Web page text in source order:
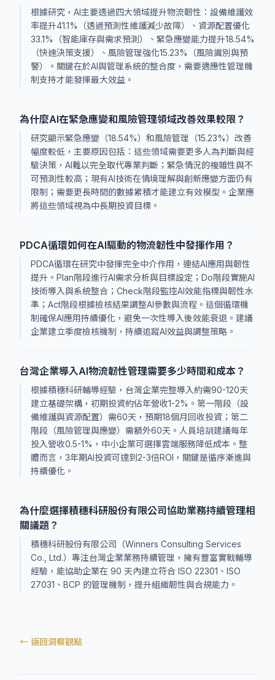
根據研究，AI主要透過四大領域提升物流韌性：設備維護效
率提升41.1%（透過預測性維護減少故障）、資源配置優化
33.1%（智能庫存與需求預測）、緊急應變能力提升18.54%
（快速決策支援）、風險管理強化15.23%（風險識別與預
警）。關鍵在於AI與管理系統的整合度，需要適應性管理機
制支持才能發揮最大效益。
為什麼AI在緊急應變和風險管理領域改善效果較限？
研究顯示緊急應變（18.54%）和風險管理（15.23%）改善
幅度較低，主要原因包括：這些領域需要更多人為判斷與經
驗決策，AI難以完全取代專業判斷；緊急情況的複雜性與不
可預測性較高；現有AI技術在情境理解與創新應變方面仍有
限制；需要更長時間的數據累積才能建立有效模型。企業應
將這些領域視為中長期投資目標。
PDCA循環如何在AI驅動的物流韌性中發揮作用？
PDCA循環在研究中發揮完全中介作用，連結AI應用與韌性
提升。Plan階段進行AI需求分析與目標設定；Do階段實施AI
技術導入與系統整合；Check階段監控AI效能指標與韌性水
準；Act階段根據檢核結果調整AI參數與流程。這個循環機
制確保AI應用持續優化，避免一次性導入後效能衰退。建議
企業建立季度檢核機制，持續追蹤AI效益與調整策略。
台灣企業導入AI物流韌性管理需要多少時間和成本？
根據積穗科研輔導經驗，台灣企業完整導入約需90-120天
建立基礎架構，初期投資約佔年營收1-2%。第一階段（設
備維護與資源配置）需60天，預期18個月回收投資；第二
階段（風險管理與應變）需額外60天。人員培訓建議每年
投入營收0.5-1%，中小企業可選擇雲端服務降低成本。整
體而言，3年期AI投資可達到2-3倍ROI，關鍵是循序漸進與
持續優化。
為什麼選擇積穗科研股份有限公司協助業務持續管理相
關議題？
積穗科研股份有限公司（Winners Consulting Services
Co., Ltd.）專注台灣企業業務持續管理，擁有豐富實戰輔導
經驗，能協助企業在 90 天內建立符合 ISO 22301、ISO
27031、BCP 的管理機制，提升組織韌性與合規能力。
← 返回洞察觀點